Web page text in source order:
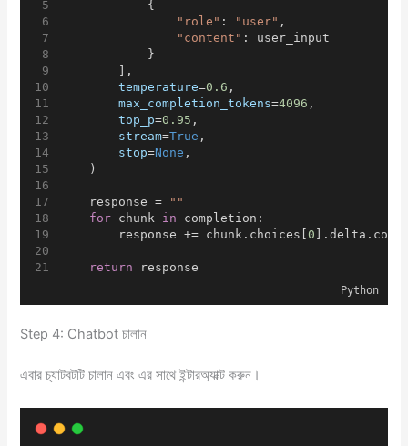
            {
"role" : "user" ,
"content" : user_input
            }
        ],
temperature=0.6 ,
max_completion_tokens=4096 ,
top_p=0.95 ,
stream=True ,
stop=None ,
    )
    response =
""
for chunk in completion:
        response += chunk.choices[
0
return response
Python
Step 4: Chatbot চালান
এবার চ্যাটবটটি চালান এবং এর সাথে ইন্টারঅ্যাক্ট করুন।